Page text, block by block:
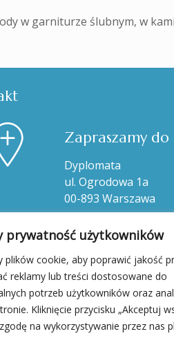
prywatność użytkowników
plików cookie, aby poprawić jakość
reklamy lub treści dostosowane do
potrzeb użytkowników oraz
Kliknięcie przycisku „Akceptuj
na wykorzystywanie przez nas
w garniturze ślubnym, w
Zapraszamy do
Dyplomata
ul. Ogrodowa 1a
00-893 Warszawa